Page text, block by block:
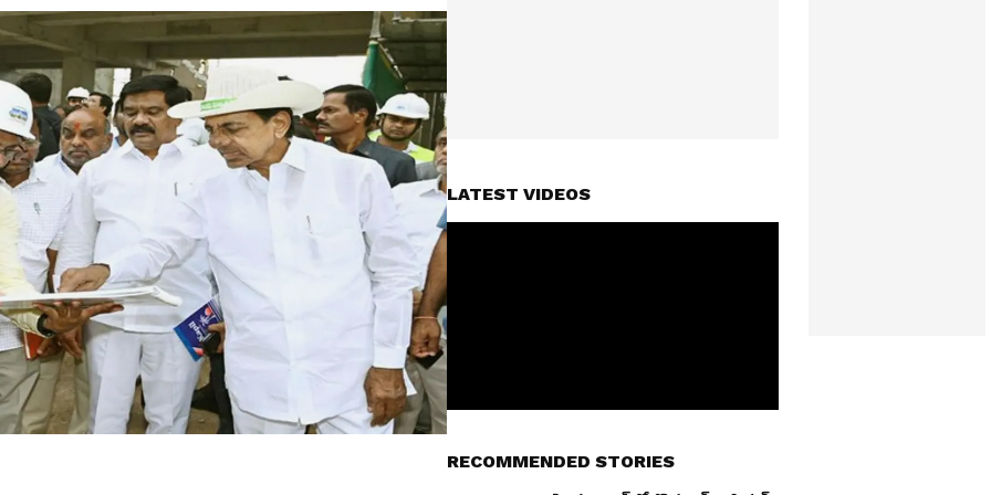
LATEST VIDEOS
RECOMMENDED STORIES